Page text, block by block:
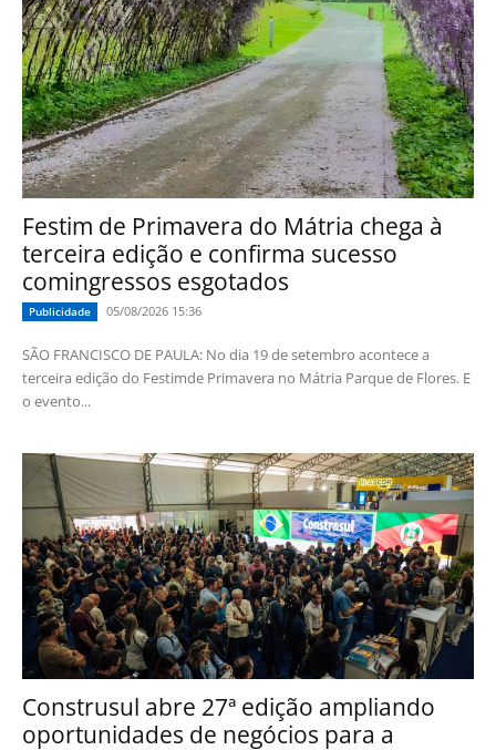
Festim de Primavera do Mátria chega à
terceira edição e confirma sucesso
comingressos esgotados
Publicidade 05/08/2026 15:36
SÃO FRANCISCO DE PAULA: No dia 19 de setembro acontece a
terceira edição do Festimde Primavera no Mátria Parque de Flores. E
o evento...
Construsul abre 27ª edição ampliando
oportunidades de negócios para a